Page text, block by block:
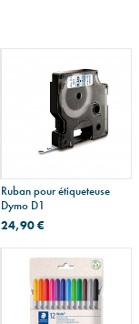
Ruban pour étiqueteuse
Dymo D1
24,90 €